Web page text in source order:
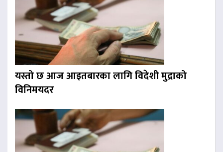
यस्तो छ आज आइतबारका लागि विदेशी मुद्राको
विनिमयदर